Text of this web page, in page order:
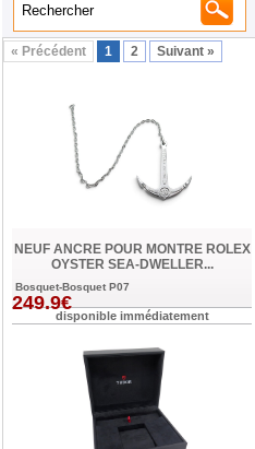
« Précédent 1 2 Suivant »
NEUF ANCRE POUR MONTRE ROLEX
OYSTER SEA-DWELLER...
Bosquet-Bosquet P07
249.9€
disponible immédiatement